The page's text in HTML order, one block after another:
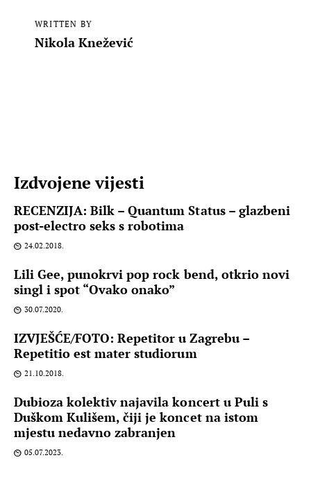
WRITTEN BY
Nikola Knežević
Izdvojene vijesti
RECENZIJA: Bilk – Quantum Status – glazbeni
post-electro seks s robotima
24.02.2018.
Lili Gee, punokrvi pop rock bend, otkrio novi
singl i spot “Ovako onako”
30.07.2020.
IZVJEŠĆE/FOTO: Repetitor u Zagrebu –
Repetitio est mater studiorum
21.10.2018.
Dubioza kolektiv najavila koncert u Puli s
Duškom Kulišem, čiji je koncet na istom
mjestu nedavno zabranjen
05.07.2023.